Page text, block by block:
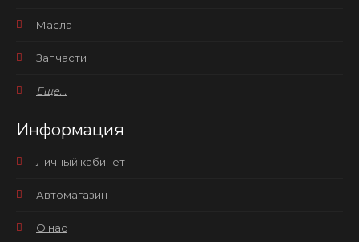
Масла
Запчасти
Еще...
Информация
Личный кабинет
Автомагазин
О нас